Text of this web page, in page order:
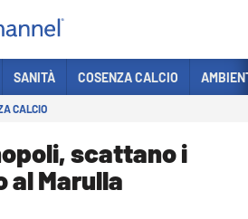
SANITÀ COSENZA CALCIO
CALCIO
scattano i
Marulla